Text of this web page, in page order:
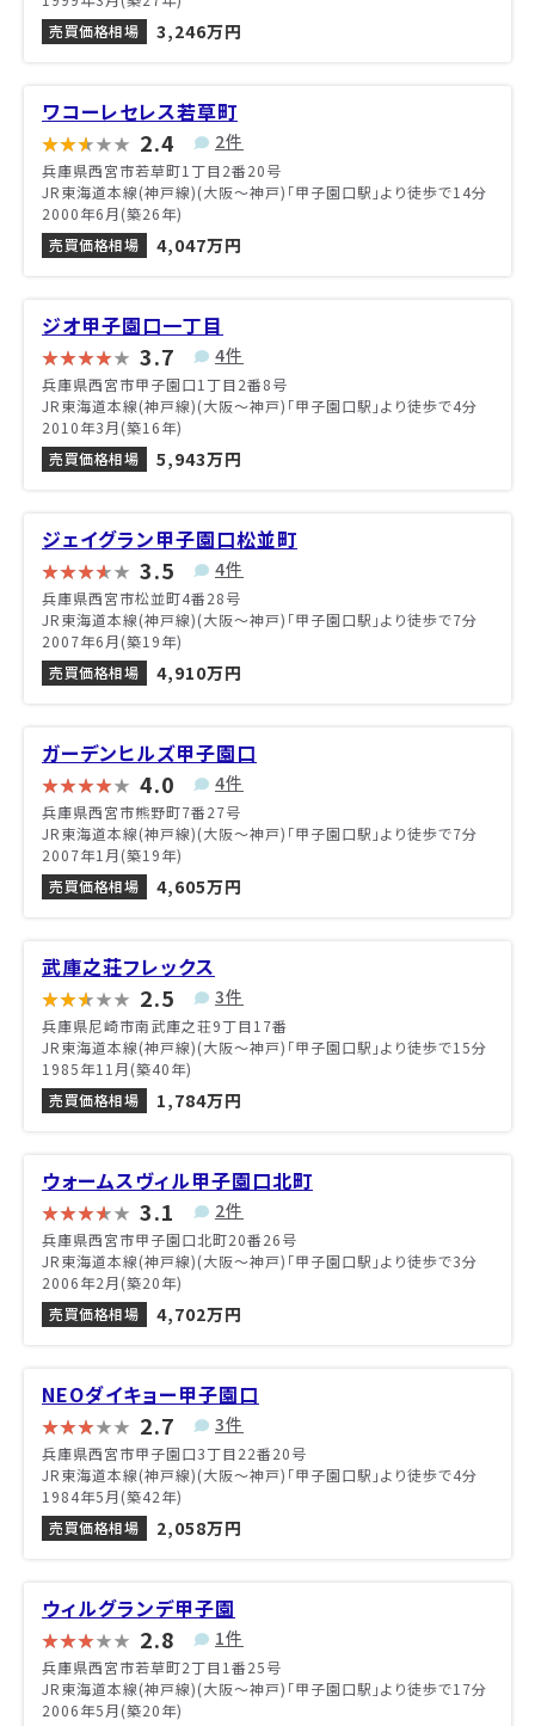
売買価格相場
3,246万円
ワコーレセレス若草町
2.4 2件
兵庫県西宮市若草町1丁目2番20号
JR東海道本線(神戸線)(大阪～神戸)「甲子園口駅」より徒歩で14分
2000年6月(築26年)
売買価格相場
4,047万円
ジオ甲子園口一丁目
3.7 4件
兵庫県西宮市甲子園口1丁目2番8号
JR東海道本線(神戸線)(大阪～神戸)「甲子園口駅」より徒歩で4分
2010年3月(築16年)
売買価格相場
5,943万円
ジェイグラン甲子園口松並町
3.5 4件
兵庫県西宮市松並町4番28号
JR東海道本線(神戸線)(大阪～神戸)「甲子園口駅」より徒歩で7分
2007年6月(築19年)
売買価格相場
4,910万円
ガーデンヒルズ甲子園口
4.0 4件
兵庫県西宮市熊野町7番27号
JR東海道本線(神戸線)(大阪～神戸)「甲子園口駅」より徒歩で7分
2007年1月(築19年)
売買価格相場
4,605万円
武庫之荘フレックス
2.5 3件
兵庫県尼崎市南武庫之荘9丁目17番
JR東海道本線(神戸線)(大阪～神戸)「甲子園口駅」より徒歩で15分
1985年11月(築40年)
売買価格相場
1,784万円
ウォームスヴィル甲子園口北町
3.1 2件
兵庫県西宮市甲子園口北町20番26号
JR東海道本線(神戸線)(大阪～神戸)「甲子園口駅」より徒歩で3分
2006年2月(築20年)
売買価格相場
4,702万円
NEOダイキョー甲子園口
2.7 3件
兵庫県西宮市甲子園口3丁目22番20号
JR東海道本線(神戸線)(大阪～神戸)「甲子園口駅」より徒歩で4分
1984年5月(築42年)
売買価格相場
2,058万円
ウィルグランデ甲子園
2.8 1件
兵庫県西宮市若草町2丁目1番25号
JR東海道本線(神戸線)(大阪～神戸)「甲子園口駅」より徒歩で17分
2006年5月(築20年)